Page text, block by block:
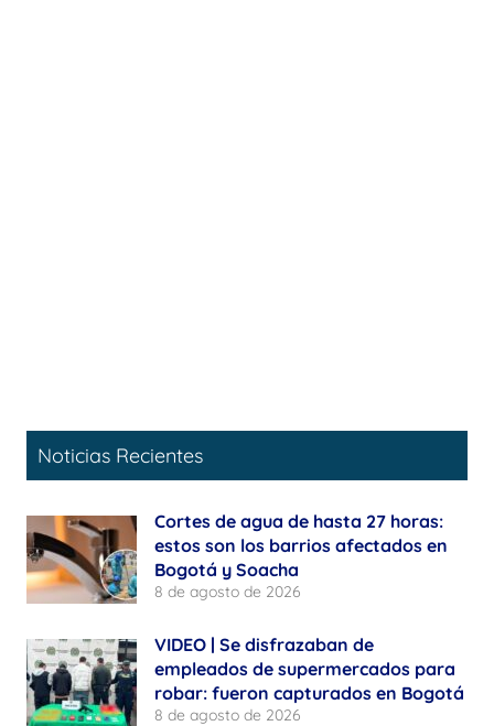
Noticias Recientes
Cortes de agua de hasta 27 horas:
estos son los barrios afectados en
Bogotá y Soacha
8 de agosto de 2026
VIDEO | Se disfrazaban de
empleados de supermercados para
robar: fueron capturados en Bogotá
8 de agosto de 2026